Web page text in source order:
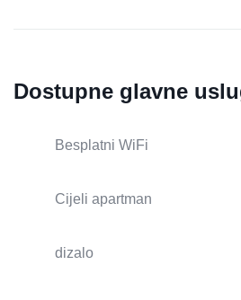
Dostupne glavne
Besplatni WiFi
Cijeli apartman
dizalo